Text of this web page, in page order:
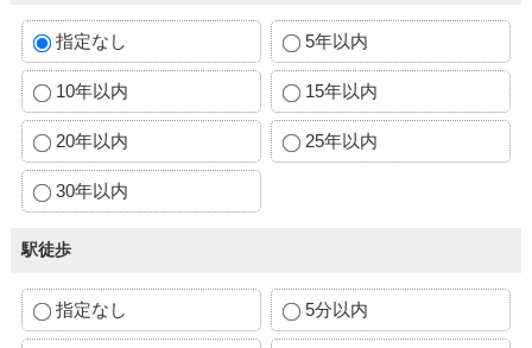
指定なし 5年以内
10年以内 15年以内
20年以内 25年以内
30年以内
駅徒歩
指定なし 5分以内